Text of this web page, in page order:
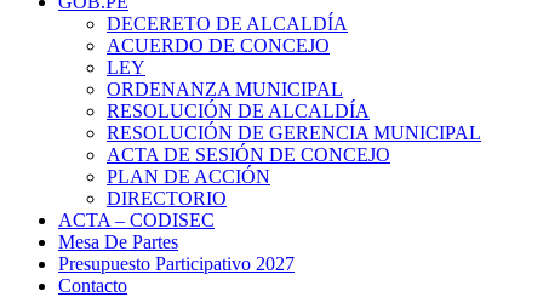
DECERETO DE ALCALDÍA
ACUERDO DE CONCEJO
LEY
ORDENANZA MUNICIPAL
RESOLUCIÓN DE ALCALDÍA
RESOLUCIÓN DE GERENCIA MUNICIPAL
ACTA DE SESIÓN DE CONCEJO
PLAN DE ACCIÓN
DIRECTORIO
ACTA – CODISEC
Mesa De Partes
Presupuesto Participativo 2027
Contacto